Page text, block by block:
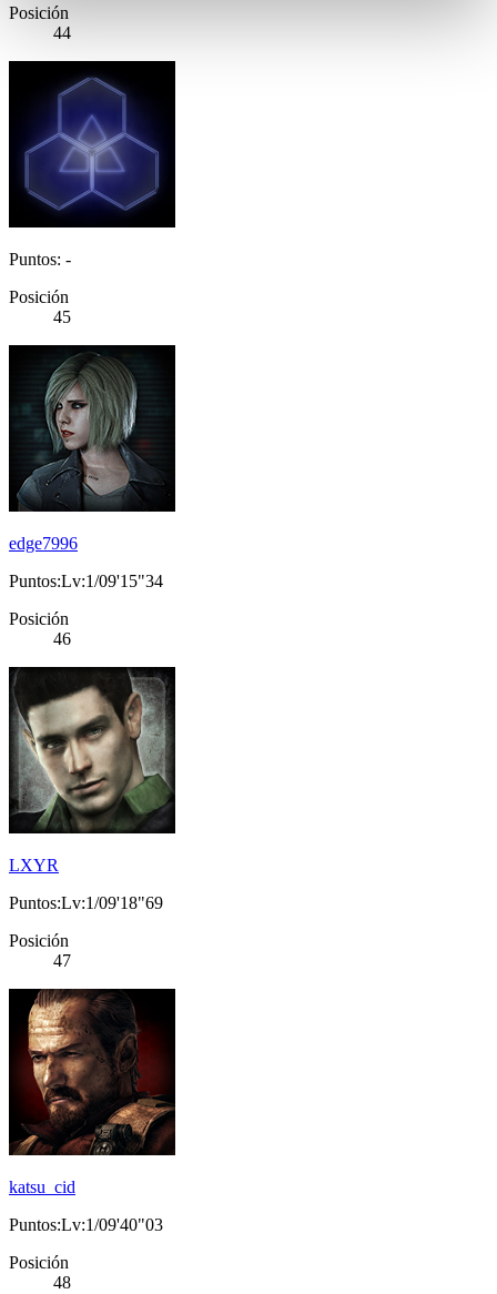
Posición
44
Puntos: -
Posición
45
edge7996
Puntos:Lv:1/09'15"34
Posición
46
LXYR
Puntos:Lv:1/09'18"69
Posición
47
katsu_cid
Puntos:Lv:1/09'40"03
Posición
48